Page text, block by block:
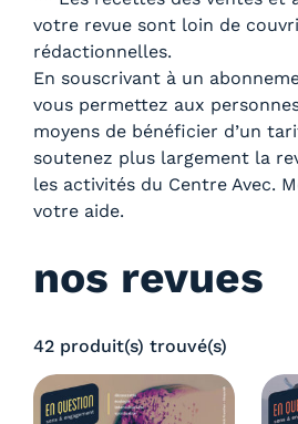
votre revue sont loin de
rédactionnelles.
En souscrivant à un
vous permettez aux
moyens de bénéficier d’un
soutenez plus largement la
les activités du Centre Avec.
votre aide.
nos revues
42 produit(s) trouvé(s)